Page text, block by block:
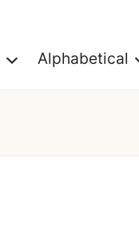
Alphabetical